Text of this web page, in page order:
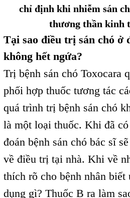
chỉ định khi nhiễm sán
thương thần kinh
Tại sao điều trị sán chó ở
không hết ngứa?
Trị bệnh sán chó Toxocara
phối hợp thuốc tương tác
quá trình trị bệnh sán chó
là một loại thuốc. Khi đã
đoán bệnh sán chó bác sĩ
về điều trị tại nhà. Khi về
thích rõ cho bệnh nhân biết
dụng gì? Thuốc B ra làm